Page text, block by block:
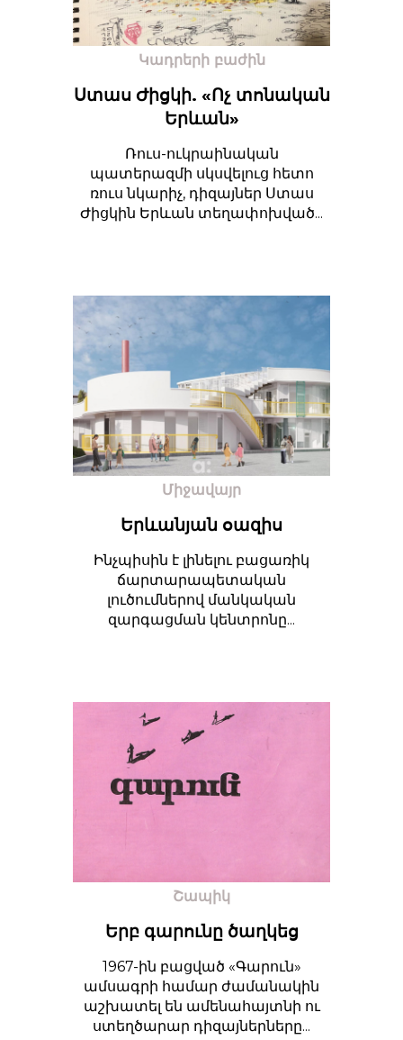
Կադրերի բաժին
Ստաս Ժիցկի. «Ոչ տոնական
Երևան»
Ռուս-ուկրաինական
պատերազմի սկսվելուց հետո
ռուս նկարիչ, դիզայներ Ստաս
Ժիցկին Երևան տեղափոխված...
Միջավայր
Երևանյան օազիս
Ինչպիսին է լինելու բացառիկ
ճարտարապետական
լուծումներով մանկական
զարգացման կենտրոնը...
Շապիկ
Երբ գարունը ծաղկեց
1967-ին բացված «Գարուն»
ամսագրի համար ժամանակին
աշխատել են ամենահայտնի ու
ստեղծարար դիզայներները...